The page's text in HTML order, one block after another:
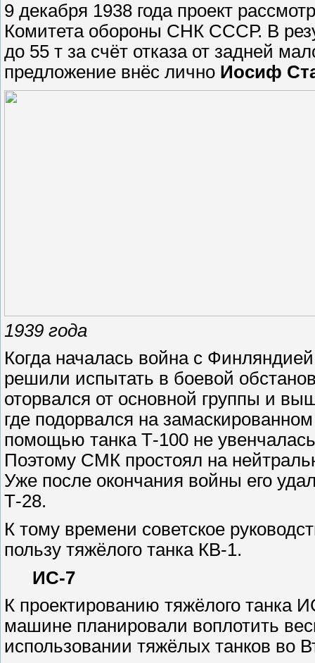
9 декабря 1938 года проект
Комитета обороны СНК СССР. В
до 55 т за счёт отказа от задней
предложение внёс лично Иосиф
1939 года
Когда началась война с
решили испытать в боевой
оторвался от основной группы и
где подорвался на
помощью танка Т-100 не
Поэтому СМК простоял на
Уже после окончания войны его
Т-28.
К тому времени советское
пользу тяжёлого танка КВ-1.
ИС-7
К проектированию тяжёлого танка
машине планировали воплотить
использовании тяжёлых танков во